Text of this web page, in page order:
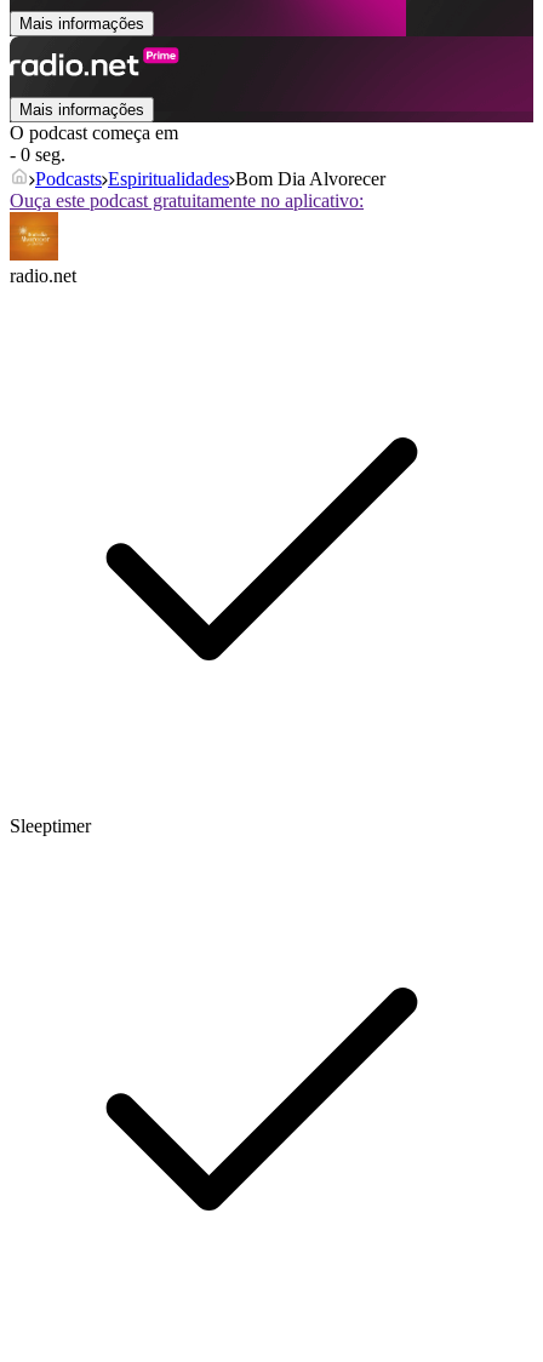
Mais informações
Mais informações
O podcast começa em
- 0 seg.
Podcasts Espiritualidades Bom Dia Alvorecer
Ouça este podcast gratuitamente no aplicativo:
radio.net
Sleeptimer